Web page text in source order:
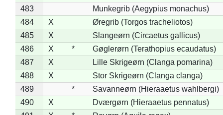
483
Munkegrib (Aegypius monachus)
484
X
Øregrib (Torgos tracheliotos)
485
X
Slangeørn (Circaetus gallicus)
486
X *
Gøglerørn (Terathopius ecaudatus)
487
X
Lille Skrigeørn (Clanga pomarina)
488
X
Stor Skrigeørn (Clanga clanga)
489
*
Savanneørn (Hieraaetus wahlbergi)
490
X
Dværgørn (Hieraaetus pennatus)